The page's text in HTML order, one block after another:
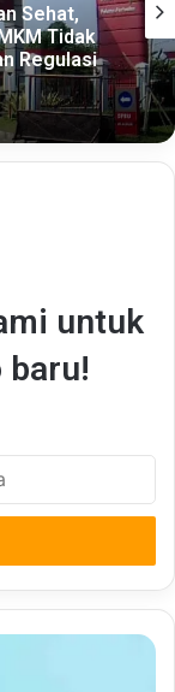
Sehat,
Tidak
Regulasi
untuk
baru!